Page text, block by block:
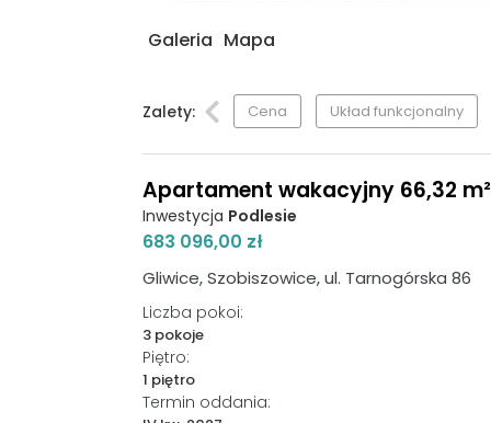
Galeria Mapa
Zalety: Cena Układ funkcjonalny
Apartament wakacyjny 66,32
Inwestycja Podlesie
683 096,00 zł
Gliwice, Szobiszowice, ul. Tarnogórska 86
Liczba pokoi:
3 pokoje
Piętro:
1 piętro
Termin oddania: